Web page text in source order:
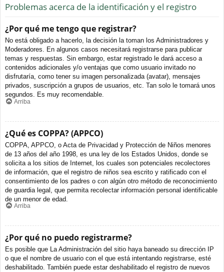
Problemas acerca de la identificación y el registro
¿Por qué me tengo que registrar?
No está obligado a hacerlo, la decisión la toman los Administradores y
Moderadores. En algunos casos necesitará registrarse para publicar
temas y respuestas. Sin embargo, estar registrado le dará acceso a
contenidos adicionales y/o ventajas que como usuario invitado no
disfrutaría, como tener su imagen personalizada (avatar), mensajes
privados, suscripción a grupos de usuarios, etc. Tan solo le tomará unos
segundos. Es muy recomendable.
Arriba
¿Qué es COPPA? (APPCO)
COPPA, APPCO, o Acta de Privacidad y Protección de Niños menores
de 13 años del año 1998, es una ley de los Estados Unidos, donde se
solicita a los sitios de Internet, los cuales son potenciales recolectores
de información, que el registro de niños sea escrito y ratificado con el
consentimiento de los padres o con algún otro método de reconocimiento
de guardia legal, que permita recolectar información personal identificable
de un menor de edad.
Arriba
¿Por qué no puedo registrarme?
Es posible que La Administración del sitio haya baneado su dirección IP
o que el nombre de usuario con el que está intentando registrarse, esté
deshabilitado. También puede estar deshabilitado el registro de nuevos